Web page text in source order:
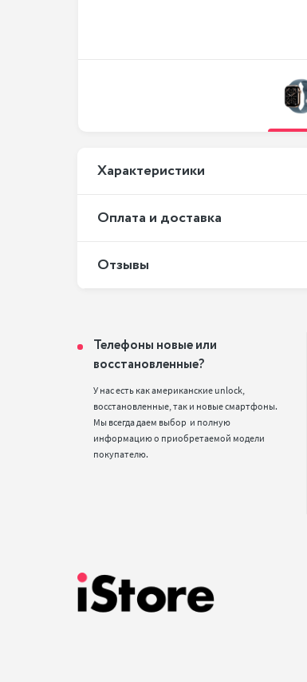
Xарактеристики
Оплата и доставка
Отзывы
Телефоны новые или
восстановленные?
У нас есть как американские unlock,
восстановленные, так и новые смартфоны.
Мы всегда даем выбор  и полную
информацию о приобретаемой модели
покупателю.